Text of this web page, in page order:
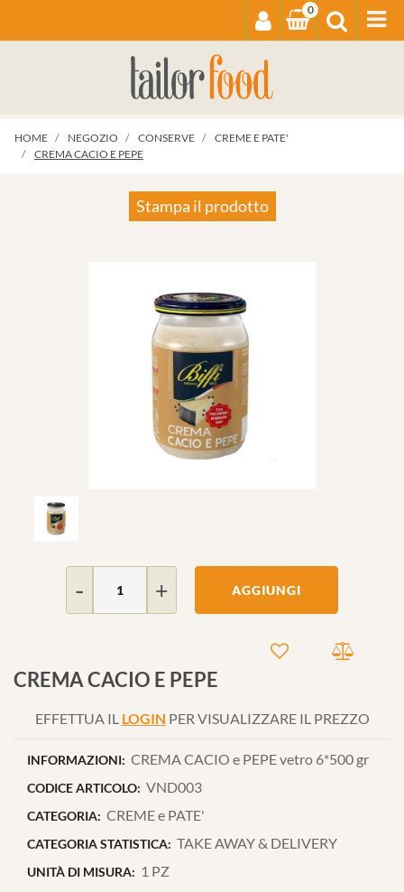
0
HOME NEGOZIO CONSERVE
CREME E PATE'
CREMA CACIO E PEPE
Stampa il prodotto
AGGIUNGI
CREMA CACIO E PEPE
EFFETTUA IL LOGIN PER VISUALIZZARE IL PREZZO
INFORMAZIONI: CREMA CACIO e PEPE vetro 6*500 gr
CODICE ARTICOLO: VND003
CATEGORIA: CREME e PATE'
CATEGORIA STATISTICA: TAKE AWAY & DELIVERY
UNITÀ DI MISURA: 1 PZ